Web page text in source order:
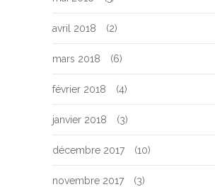
avril 2018 (2)
mars 2018 (6)
février 2018 (4)
janvier 2018 (3)
décembre 2017 (10)
novembre 2017 (3)